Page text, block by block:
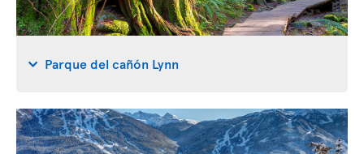
Parque del cañón Lynn